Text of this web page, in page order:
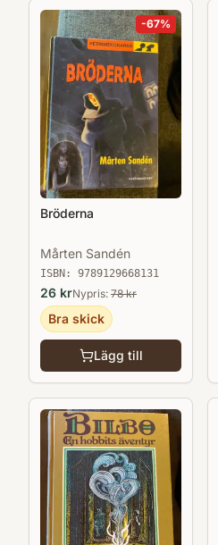
-67%
Bröderna
Mårten Sandén
ISBN: 9789129668131
26 krNypris: 78kr
Bra skick
Lägg till